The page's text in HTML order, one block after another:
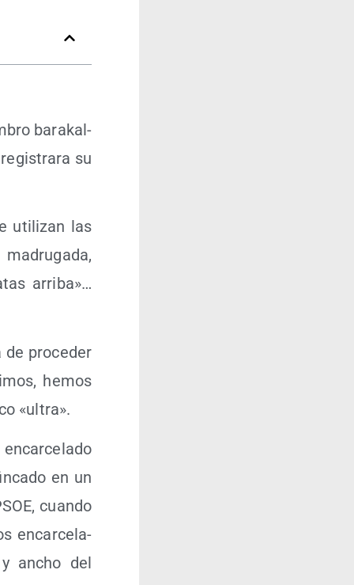
bara­kal­
su
uti­li­zan las
arriba»…
pro­ce­der
hemos
«ultra».
en un
cuan­do
encar­ce­la­
ancho del